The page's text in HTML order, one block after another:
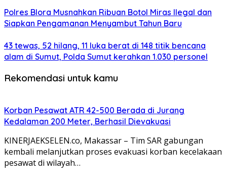
Polres Blora Musnahkan Ribuan Botol Miras Ilegal dan
Siapkan Pengamanan Menyambut Tahun Baru
43 tewas, 52 hilang, 11 luka berat di 148 titik bencana
alam di Sumut, Polda Sumut kerahkan 1.030 personel
Rekomendasi untuk kamu
Korban Pesawat ATR 42-500 Berada di Jurang
Kedalaman 200 Meter, Berhasil Dievakuasi
KINERJAEKSELEN.co, Makassar – Tim SAR gabungan
kembali melanjutkan proses evakuasi korban kecelakaan
pesawat di wilayah…